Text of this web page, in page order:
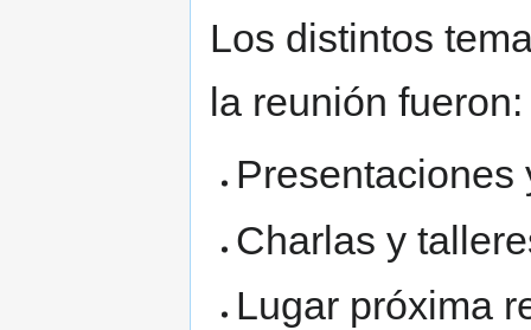
Los distintos
la reunión fueron:
Presentaciones
Charlas y
Lugar próxima